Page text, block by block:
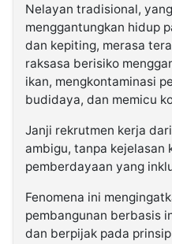
Nelayan tradisional,
menggantungkan hidup
dan kepiting, merasa
raksasa berisiko
ikan, mengkontaminasi
budidaya, dan memicu
Janji rekrutmen kerja
ambigu, tanpa kejelasan
pemberdayaan yang
Fenomena ini
pembangunan berbasis
dan berpijak pada